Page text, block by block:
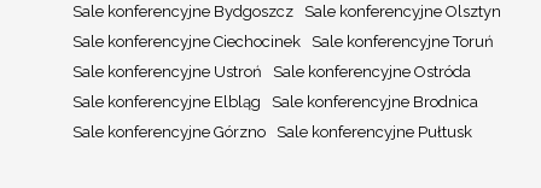
Sale konferencyjne Bydgoszcz
Sale konferencyjne Olsztyn
Sale konferencyjne Ciechocinek
Sale konferencyjne Toruń
Sale konferencyjne Ustroń
Sale konferencyjne Ostróda
Sale konferencyjne Elbląg
Sale konferencyjne Brodnica
Sale konferencyjne Górzno
Sale konferencyjne Pułtusk